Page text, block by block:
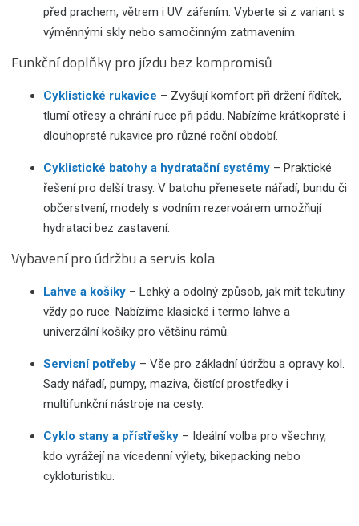
před prachem, větrem i UV zářením. Vyberte si z variant s
výměnnými skly nebo samočinným zatmavením.
Funkční doplňky pro jízdu bez kompromisů
Cyklistické rukavice – Zvyšují komfort při držení řídítek,
tlumí otřesy a chrání ruce při pádu. Nabízíme krátkoprsté i
dlouhoprsté rukavice pro různé roční období.
Cyklistické batohy a hydratační systémy – Praktické
řešení pro delší trasy. V batohu přenesete nářadí, bundu či
občerstvení, modely s vodním rezervoárem umožňují
hydrataci bez zastavení.
Vybavení pro údržbu a servis kola
Lahve a košíky – Lehký a odolný způsob, jak mít tekutiny
vždy po ruce. Nabízíme klasické i termo lahve a
univerzální košíky pro většinu rámů.
Servisní potřeby – Vše pro základní údržbu a opravy kol.
Sady nářadí, pumpy, maziva, čistící prostředky i
multifunkční nástroje na cesty.
Cyklo stany a přístřešky – Ideální volba pro všechny,
kdo vyrážejí na vícedenní výlety, bikepacking nebo
cykloturistiku.